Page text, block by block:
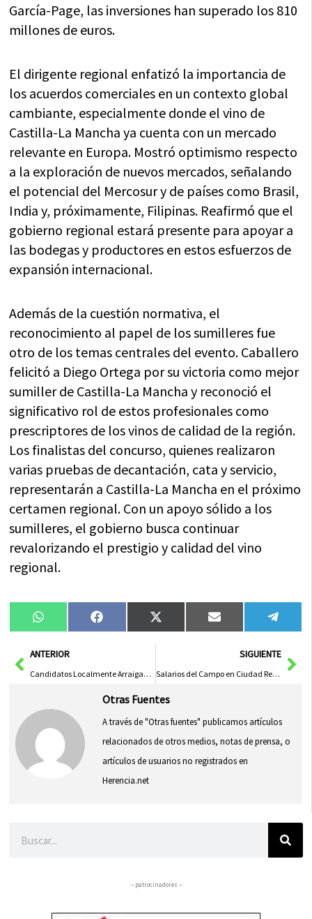
García-Page, las inversiones han superado los 810
millones de euros.
El dirigente regional enfatizó la importancia de
los acuerdos comerciales en un contexto global
cambiante, especialmente donde el vino de
Castilla-La Mancha ya cuenta con un mercado
relevante en Europa. Mostró optimismo respecto
a la exploración de nuevos mercados, señalando
el potencial del Mercosur y de países como Brasil,
India y, próximamente, Filipinas. Reafirmó que el
gobierno regional estará presente para apoyar a
las bodegas y productores en estos esfuerzos de
expansión internacional.
Además de la cuestión normativa, el
reconocimiento al papel de los sumilleres fue
otro de los temas centrales del evento. Caballero
felicitó a Diego Ortega por su victoria como mejor
sumiller de Castilla-La Mancha y reconoció el
significativo rol de estos profesionales como
prescriptores de los vinos de calidad de la región.
Los finalistas del concurso, quienes realizaron
varias pruebas de decantación, cata y servicio,
representarán a Castilla-La Mancha en el próximo
certamen regional. Con un apoyo sólido a los
sumilleres, el gobierno busca continuar
revalorizando el prestigio y calidad del vino
regional.
Compartir
en
WhatsAppCompartir
en
FacebookCompartir
en
X
(Twitter)
Compartir
en
Email
en
AntANTERIOR
Candidatos Localmente Arraigados Aumentan Respaldo Electoral en Castilla-La Mancha
SIGUIENTE
Salarios del Campo en Ciudad Real: Una Realidad Bajo el SMI
Otras Fuentes
A través de "Otras fuentes" publicamos artículos
relacionados de otros medios, notas de prensa, o
artículos de usuarios no registrados en
Herencia.net
– patrocinadores –